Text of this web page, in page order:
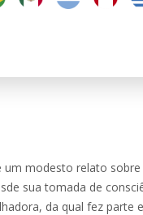
um modesto relato
sua tomada de
da qual fez parte